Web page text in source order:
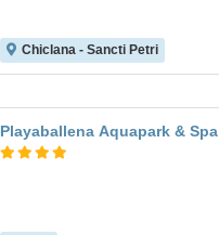
Chiclana - Sancti Petri
Playaballena Aquapark & Spa